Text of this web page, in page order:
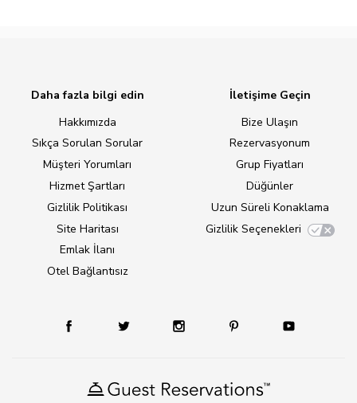
Daha fazla bilgi edin
Hakkımızda
Sıkça Sorulan Sorular
Müşteri Yorumları
Hizmet Şartları
Gizlilik Politikası
Site Haritası
Emlak İlanı
Otel Bağlantısız
İletişime Geçin
Bize Ulaşın
Rezervasyonum
Grup Fiyatları
Düğünler
Uzun Süreli Konaklama
Gizlilik Seçenekleri